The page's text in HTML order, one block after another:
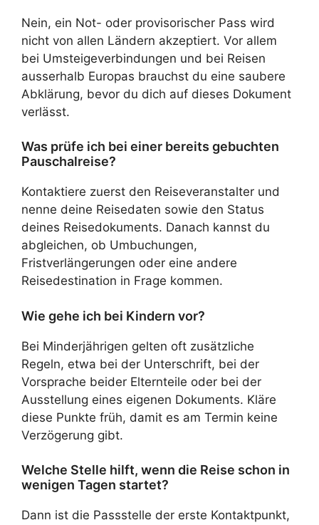
Nein, ein Not- oder provisorischer Pass wird
nicht von allen Ländern akzeptiert. Vor allem
bei Umsteigeverbindungen und bei Reisen
ausserhalb Europas brauchst du eine saubere
Abklärung, bevor du dich auf dieses Dokument
verlässt.
Was prüfe ich bei einer bereits gebuchten
Pauschalreise?
Kontaktiere zuerst den Reiseveranstalter und
nenne deine Reisedaten sowie den Status
deines Reisedokuments. Danach kannst du
abgleichen, ob Umbuchungen,
Fristverlängerungen oder eine andere
Reisedestination in Frage kommen.
Wie gehe ich bei Kindern vor?
Bei Minderjährigen gelten oft zusätzliche
Regeln, etwa bei der Unterschrift, bei der
Vorsprache beider Elternteile oder bei der
Ausstellung eines eigenen Dokuments. Kläre
diese Punkte früh, damit es am Termin keine
Verzögerung gibt.
Welche Stelle hilft, wenn die Reise schon in
wenigen Tagen startet?
Dann ist die Passstelle der erste Kontaktpunkt,